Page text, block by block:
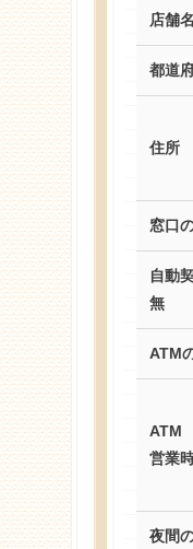
店舗名
都道
住所
窓口
自動
無
ATM
ATM
営業
夜間